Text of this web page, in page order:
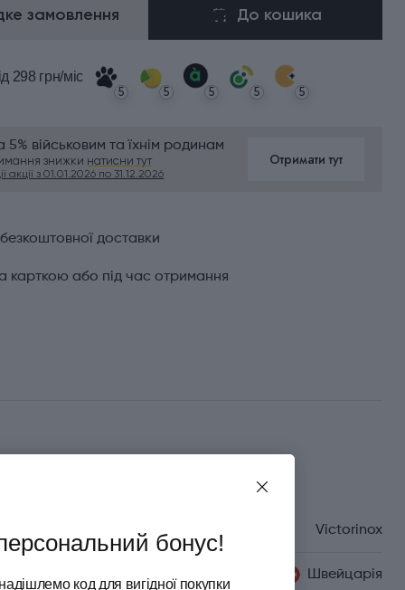
замовлення До кошика
298 грн/міс
5 5 5 5 5
5% військовим та їхнім родинам
знижки натисни тут
акції з 01.01.2026 по 31.12.2026
Отримати тут
доставки
карткою або під час отримання
Victorinox
Швейцарія
бонус!
код для вигідної покупки